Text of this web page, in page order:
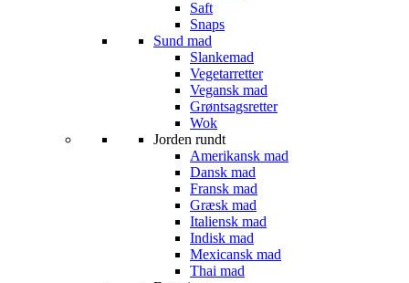
Saft
Snaps
Sund mad
Slankemad
Vegetarretter
Vegansk mad
Grøntsagsretter
Wok
Jorden rundt
Amerikansk mad
Dansk mad
Fransk mad
Græsk mad
Italiensk mad
Indisk mad
Mexicansk mad
Thai mad